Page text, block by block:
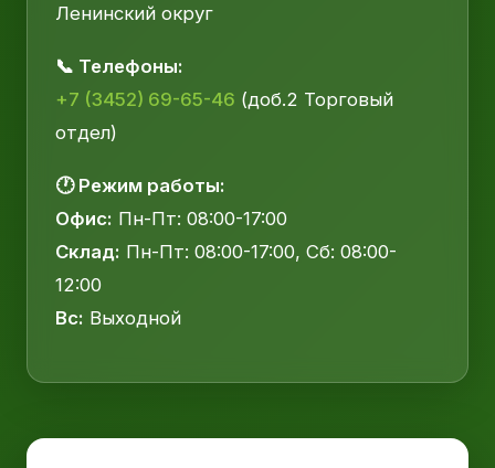
Ленинский округ
📞 Телефоны:
+7 (3452) 69-65-46 (доб.2 Торговый
отдел)
🕐 Режим работы:
Офис: Пн-Пт: 08:00-17:00
Склад: Пн-Пт: 08:00-17:00, Сб: 08:00-
12:00
Вс: Выходной